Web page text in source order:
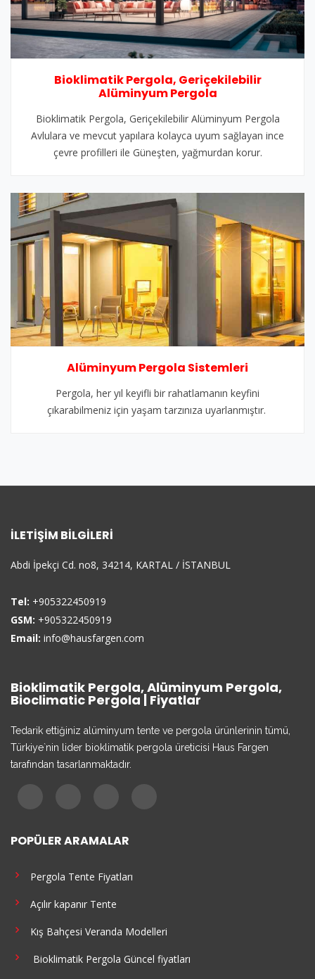
Bioklimatik Pergola, Geriçekilebilir
Alüminyum Pergola
Bioklimatik Pergola, Geriçekilebilir Alüminyum Pergola
Avlulara ve mevcut yapılara kolayca uyum sağlayan ince
çevre profilleri ile Güneşten, yağmurdan korur.
Alüminyum Pergola Sistemleri
Pergola, her yıl keyifli bir rahatlamanın keyfini
çıkarabilmeniz için yaşam tarzınıza uyarlanmıştır.
İLETIŞIM BILGILERI
Abdi İpekçi Cd. no8, 34214, KARTAL / İSTANBUL
Tel: +905322450919
GSM: +905322450919
Email: info@hausfargen.com
Bioklimatik Pergola, Alüminyum Pergola,
Bioclimatic Pergola | Fiyatlar
Tedarik ettiğiniz alüminyum tente ve pergola ürünlerinin tümü,
Türkiye`nin lider bioklimatik pergola üreticisi Haus Fargen
tarafından tasarlanmaktadır.
POPÜLER ARAMALAR
Pergola Tente Fiyatları
Açılır kapanır Tente
Kış Bahçesi Veranda Modelleri
Bioklimatik Pergola Güncel fiyatları